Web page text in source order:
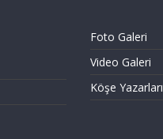
Foto Galeri
Video Galeri
Köşe Yazarları